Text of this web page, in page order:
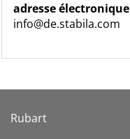
adresse électronique
info@de.stabila.com
Rubart